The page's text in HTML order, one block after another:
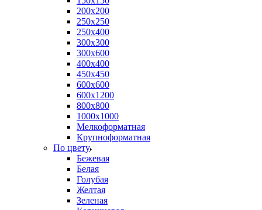
200х200
250х250
250х400
300х300
300х600
400х400
450х450
600х600
600х1200
800х800
1000х1000
Мелкоформатная
Крупноформатная
По цвету
Бежевая
Белая
Голубая
Желтая
Зеленая